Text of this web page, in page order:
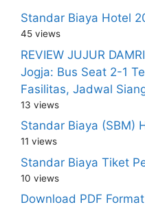
Standar Biaya Hotel
45 views
REVIEW JUJUR
Jogja: Bus Seat 2-1
Fasilitas, Jadwal
13 views
Standar Biaya (SBM)
11 views
Standar Biaya Tiket
10 views
Download PDF